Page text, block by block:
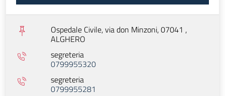
Ospedale Civile, via don Minzoni, 07041 ,
ALGHERO
segreteria
0799955320
segreteria
0799955281